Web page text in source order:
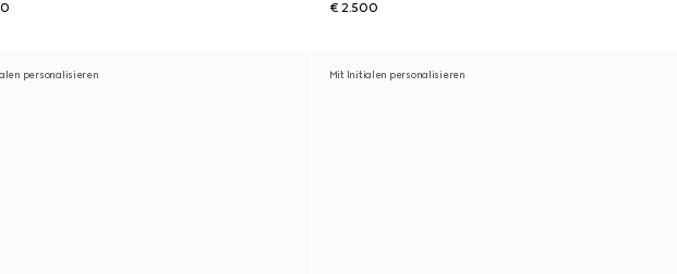
€ 2.500
personalisieren Mit Initialen personalisieren